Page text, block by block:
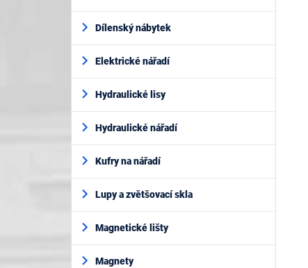
Dílenský nábytek
Elektrické nářadí
Hydraulické lisy
Hydraulické nářadí
Kufry na nářadí
Lupy a zvětšovací skla
Magnetické lišty
Magnety